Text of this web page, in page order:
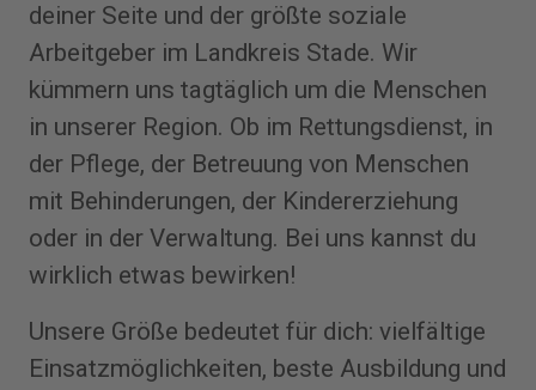
deiner Seite und der größte soziale
Arbeitgeber im Landkreis Stade. Wir
kümmern uns tagtäglich um die Menschen
in unserer Region. Ob im Rettungsdienst, in
der Pflege, der Betreuung von Menschen
mit Behinderungen, der Kindererziehung
oder in der Verwaltung. Bei uns kannst du
wirklich etwas bewirken!
Unsere Größe bedeutet für dich: vielfältige
Einsatzmöglichkeiten, beste Ausbildung und